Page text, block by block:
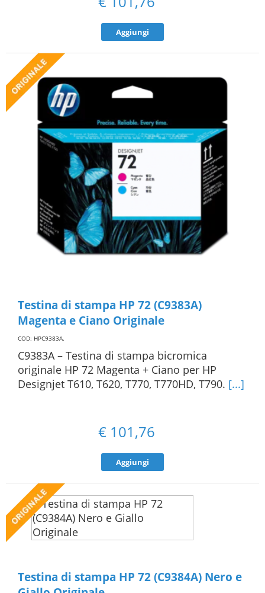
Aggiungi
Testina di stampa HP 72 (C9383A)
Magenta e Ciano Originale
COD: HPC9383A.
C9383A – Testina di stampa bicromica
originale HP 72 Magenta + Ciano per HP
Designjet T610, T620, T770, T770HD, T790. [...]
€ 101,76
Aggiungi
Testina di stampa HP 72 (C9384A) Nero e